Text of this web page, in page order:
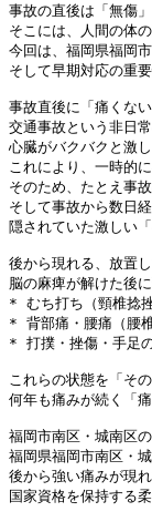
事故の直後は「無傷
そこには、人間の体
今回は、福岡県福岡
そして早期対応の重
事故直後に「痛くな
交通事故という非日
心臓がバクバクと激
これにより、一時的
そのため、たとえ事
そして事故から数日
隠されていた激しい
後から現れる、放置
脳の麻痺が解けた後
* むち打ち（頸椎捻
* 背部痛・腰痛（腰
* 打撲・挫傷・手足
これらの状態を「そ
何年も痛みが続く「
福岡市南区・城南区
福岡県福岡市南区・
後から強い痛みが現
国家資格を保持する